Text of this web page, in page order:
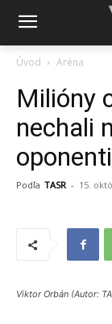
Úvod Aréna
Milióny
nechali
Podľa TASR - 15.
Viktor Orbán (Autor: